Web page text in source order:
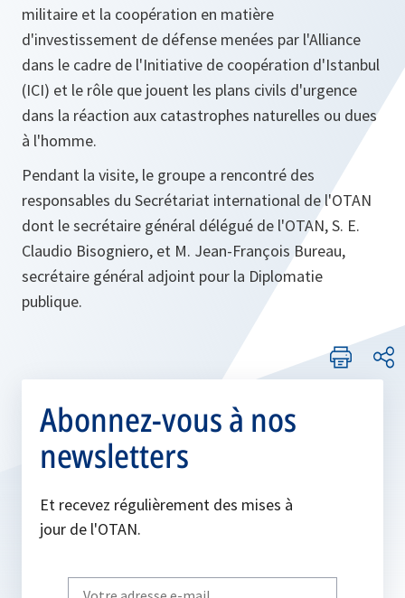
militaire et la coopération en matière
d'investissement de défense menées par l'Alliance
dans le cadre de l'Initiative de coopération d'Istanbul
(ICI) et le rôle que jouent les plans civils d'urgence
dans la réaction aux catastrophes naturelles ou dues
à l'homme.
Pendant la visite, le groupe a rencontré des
responsables du Secrétariat international de l'OTAN
dont le secrétaire général délégué de l'OTAN, S. E.
Claudio Bisogniero, et M. Jean-François Bureau,
secrétaire général adjoint pour la Diplomatie
publique.
Abonnez-vous à nos
newsletters
Et recevez régulièrement des mises à
jour de l'OTAN.
Write